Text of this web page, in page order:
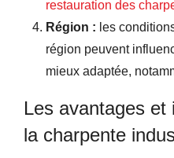
restauration des
Région : les
région peuvent
mieux adaptée,
Les avantages et
la charpente